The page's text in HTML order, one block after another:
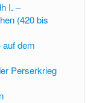
I. –
(420 bis
dem
Perserkrieg